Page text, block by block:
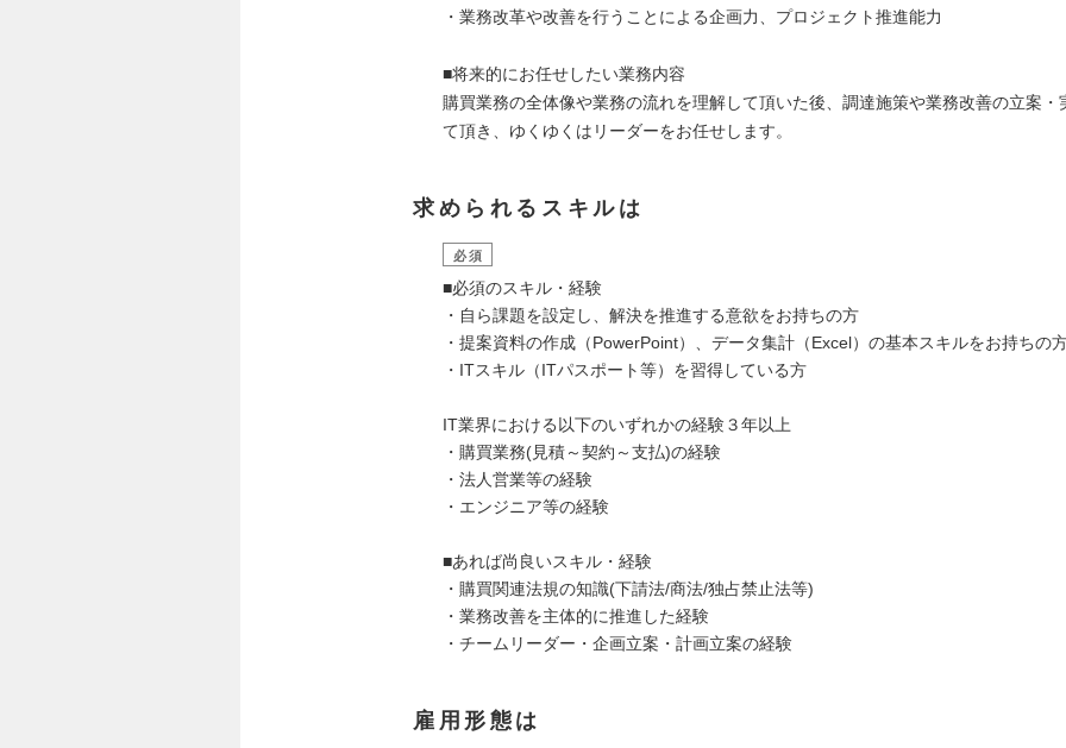
・業務改革や改善を行うことによる企画力、プロジェクト推進能力
■将来的にお任せしたい業務内容
購買業務の全体像や業務の流れを理解して頂いた後、調達施策や業務改善の立案・
て頂き、ゆくゆくはリーダーをお任せします。
求められるスキルは
必須
■必須のスキル・経験
・自ら課題を設定し、解決を推進する意欲をお持ちの方
・提案資料の作成（PowerPoint）、データ集計（Excel）の基本スキルをお持ちの
・ITスキル（ITパスポート等）を習得している方
IT業界における以下のいずれかの経験３年以上
・購買業務(見積～契約～支払)の経験
・法人営業等の経験
・エンジニア等の経験
■あれば尚良いスキル・経験
・購買関連法規の知識(下請法/商法/独占禁止法等)
・業務改善を主体的に推進した経験
・チームリーダー・企画立案・計画立案の経験
雇用形態は